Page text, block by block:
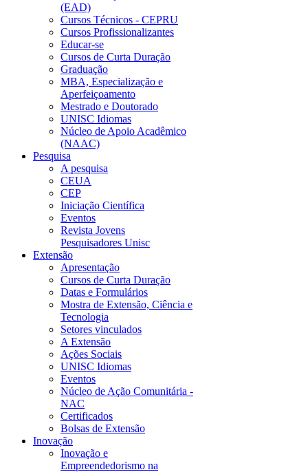
(EAD)
Cursos Técnicos - CEPRU
Cursos Profissionalizantes
Educar-se
Cursos de Curta Duração
Graduação
MBA, Especialização e
Aperfeiçoamento
Mestrado e Doutorado
UNISC Idiomas
Núcleo de Apoio Acadêmico
(NAAC)
Pesquisa
A pesquisa
CEUA
CEP
Iniciação Científica
Eventos
Revista Jovens
Pesquisadores Unisc
Extensão
Apresentação
Cursos de Curta Duração
Datas e Formulários
Mostra de Extensão, Ciência e
Tecnologia
Setores vinculados
A Extensão
Ações Sociais
UNISC Idiomas
Eventos
Núcleo de Ação Comunitária -
NAC
Certificados
Bolsas de Extensão
Inovação
Inovação e
Empreendedorismo na